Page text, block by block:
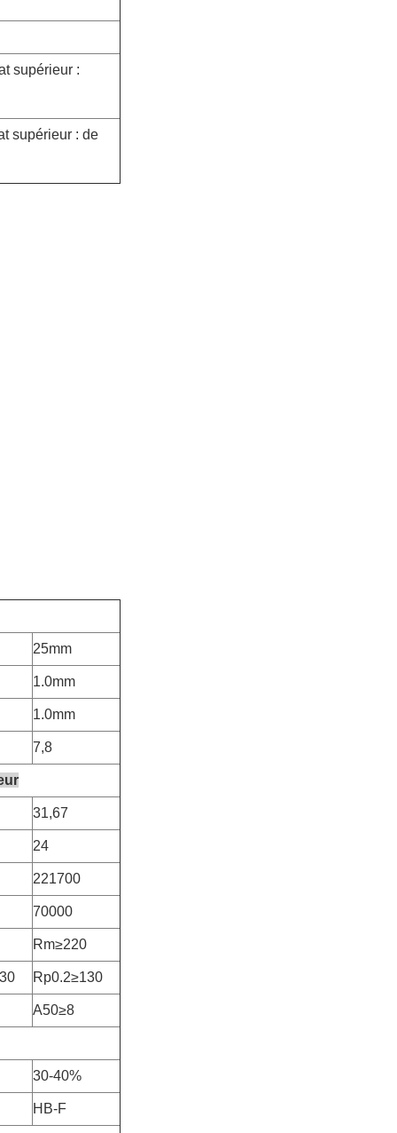
supérieur :
supérieur : de
25mm
1.0mm
1.0mm
7,8
31,67
24
221700
70000
Rm≥220
Rp0.2≥130
A50≥8
30-40%
HB-F